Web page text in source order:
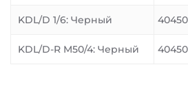
KDL/D 1/6: Черный
KDL/D-R M50/4: Черный